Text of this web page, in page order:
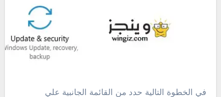
في الخطوة التالية حدد من القائمة الجانبية علي